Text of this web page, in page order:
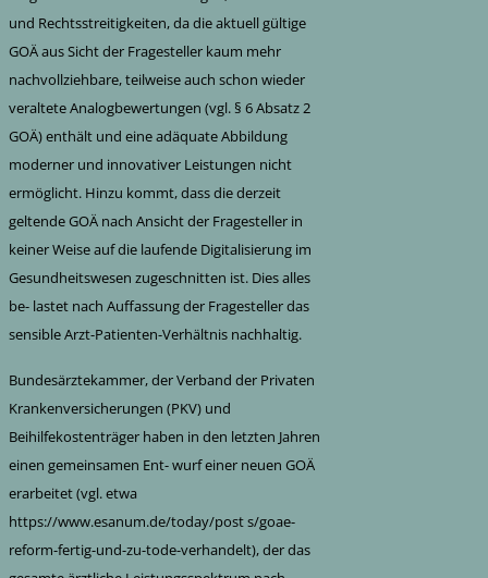
und Rechtsstreitigkeiten, da die aktuell gültige
GOÄ aus Sicht der Fragesteller kaum mehr
nachvollziehbare, teilweise auch schon wieder
veraltete Analogbewertungen (vgl. § 6 Absatz 2
GOÄ) enthält und eine adäquate Abbildung
moderner und innovativer Leistungen nicht
ermöglicht. Hinzu kommt, dass die derzeit
geltende GOÄ nach Ansicht der Fragesteller in
keiner Weise auf die laufende Digitalisierung im
Gesundheitswesen zugeschnitten ist. Dies alles
be- lastet nach Auffassung der Fragesteller das
sensible Arzt-Patienten-Verhältnis nachhaltig.
Bundesärztekammer, der Verband der Privaten
Krankenversicherungen (PKV) und
Beihilfekostenträger haben in den letzten Jahren
einen gemeinsamen Ent- wurf einer neuen GOÄ
erarbeitet (vgl. etwa
https://www.esanum.de/today/post s/goae-
reform-fertig-und-zu-tode-verhandelt), der das